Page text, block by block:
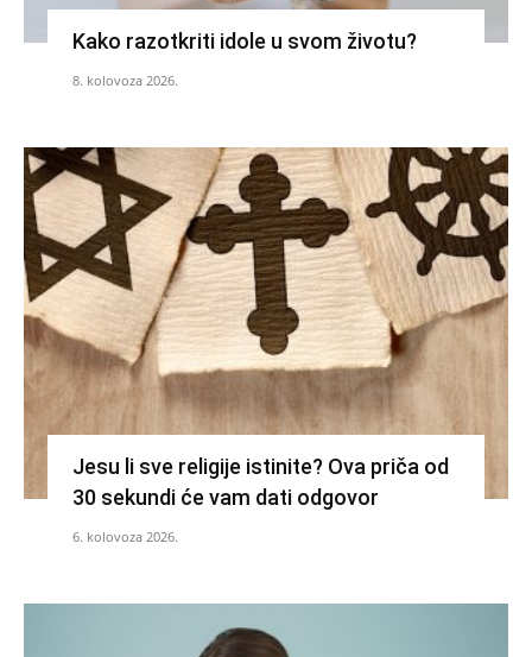
Kako razotkriti idole u svom životu?
8. kolovoza 2026.
Jesu li sve religije istinite? Ova priča od
30 sekundi će vam dati odgovor
6. kolovoza 2026.